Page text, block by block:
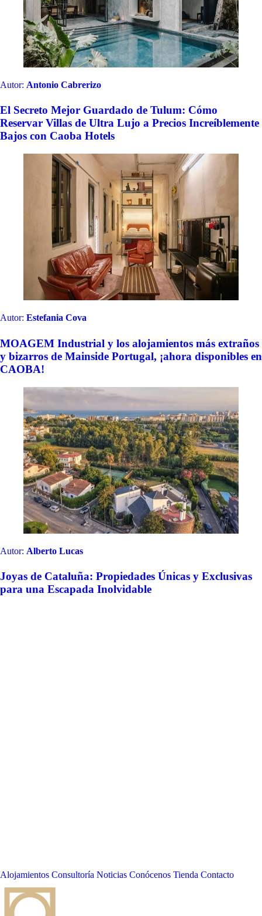
Autor: Antonio Cabrerizo
El Secreto Mejor Guardado de Tulum: Cómo
Reservar Villas de Ultra Lujo a Precios Increíblemente
Bajos con Caoba Hotels
Autor: Estefania Cova
MOAGEM Industrial y los alojamientos más extraños
y bizarros de Mainside Portugal, ¡ahora disponibles en
CAOBA!
Autor: Alberto Lucas
Joyas de Cataluña: Propiedades Únicas y Exclusivas
para una Escapada Inolvidable
Alojamientos Consultoría Noticias Conócenos Tienda Contacto